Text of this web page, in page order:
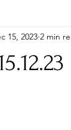
15, 2023 2 min